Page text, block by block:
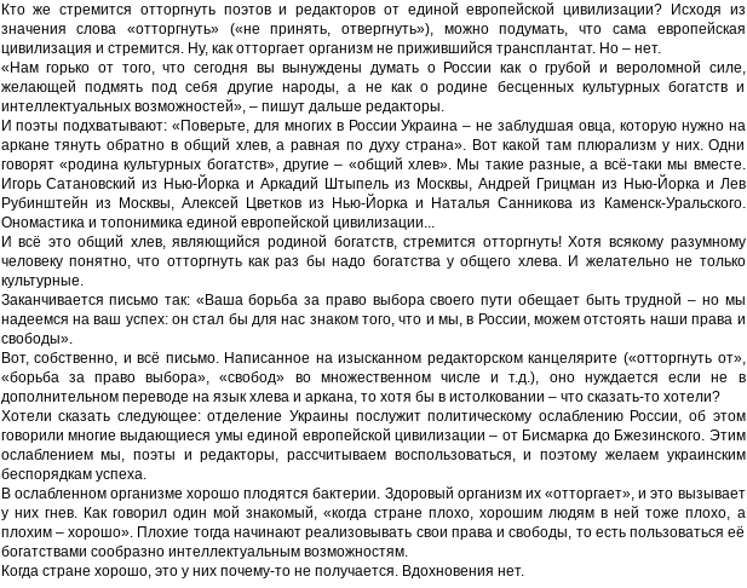
Кто же стремится отторгнуть поэтов и редакторов от единой европейской цивилизации? Исходя из
значения слова «отторгнуть» («не принять, отвергнуть»), можно подумать, что сама европейская
цивилизация и стремится. Ну, как отторгает организм не прижившийся трансплантат. Но – нет.
«Нам горько от того, что сегодня вы вынуждены думать о России как о грубой и вероломной силе,
желающей подмять под себя другие народы, а не как о родине бесценных культурных богатств и
интеллектуальных возможностей», – пишут дальше редакторы.
И поэты подхватывают: «Поверьте, для многих в России Украина – не заблудшая овца, которую нужно на
аркане тянуть обратно в общий хлев, а равная по духу страна». Вот какой там плюрализм у них. Одни
говорят «родина культурных богатств», другие – «общий хлев». Мы такие разные, а всё-таки мы вместе.
Игорь Сатановский из Нью-Йорка и Аркадий Штыпель из Москвы, Андрей Грицман из Нью-Йорка и Лев
Рубинштейн из Москвы, Алексей Цветков из Нью-Йорка и Наталья Санникова из Каменск-Уральского.
Ономастика и топонимика единой европейской цивилизации...
И всё это общий хлев, являющийся родиной богатств, стремится отторгнуть! Хотя всякому разумному
человеку понятно, что отторгнуть как раз бы надо богатства у общего хлева. И желательно не только
культурные.
Заканчивается письмо так: «Ваша борьба за право выбора своего пути обещает быть трудной – но мы
надеемся на ваш успех: он стал бы для нас знаком того, что и мы, в России, можем отстоять наши права и
свободы».
Вот, собственно, и всё письмо. Написанное на изысканном редакторском канцелярите («отторгнуть от»,
«борьба за право выбора», «свобод» во множественном числе и т.д.), оно нуждается если не в
дополнительном переводе на язык хлева и аркана, то хотя бы в истолковании – что сказать-то хотели?
Хотели сказать следующее: отделение Украины послужит политическому ослаблению России, об этом
говорили многие выдающиеся умы единой европейской цивилизации – от Бисмарка до Бжезинского. Этим
ослаблением мы, поэты и редакторы, рассчитываем воспользоваться, и поэтому желаем украинским
беспорядкам успеха.
В ослабленном организме хорошо плодятся бактерии. Здоровый организм их «отторгает», и это вызывает
у них гнев. Как говорил один мой знакомый, «когда стране плохо, хорошим людям в ней тоже плохо, а
плохим – хорошо». Плохие тогда начинают реализовывать свои права и свободы, то есть пользоваться её
богатствами сообразно интеллектуальным возможностям.
Когда стране хорошо, это у них почему-то не получается. Вдохновения нет.